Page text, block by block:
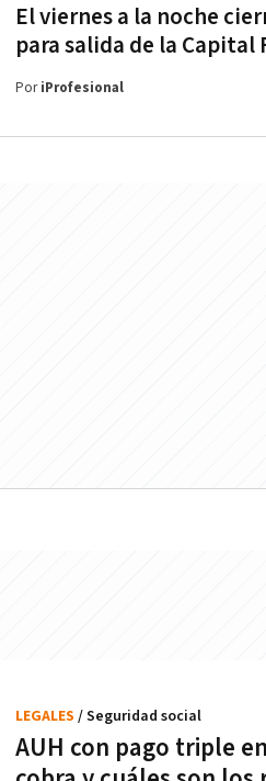
El viernes a la noche
para salida de la Capital
PoriProfesional
AUH con pago triple
LEGALES / Seguridad social